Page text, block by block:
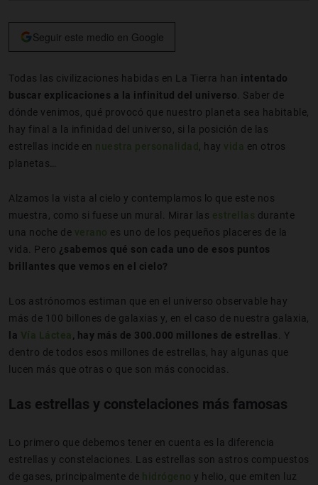
Seguir este medio en Google
Todas las civilizaciones habidas en La Tierra han intentado
buscar explicaciones a la infinitud del universo . Saber de
dónde venimos, qué provocó que nuestro planeta sea habitable,
hay final a la infinidad del universo, si la posición de las
estrellas incide en nuestra personalidad , hay vida en otros
planetas…
Alzamos la vista al cielo y contemplamos lo que este nos
muestra, como si fuese un mural. Mirar las estrellas durante
una noche de verano es uno de los pequeños placeres de la
vida. Pero ¿sabemos qué son cada uno de esos puntos
brillantes que vemos en el cielo?
Los astrónomos estiman que en el universo observable hay
más de 100 billones de galaxias y, en el caso de nuestra galaxia,
la Vía Láctea , hay más de 300.000 millones de estrellas . Y
dentro de todos esos millones de estrellas, hay algunas que
lucen más que otras o que son más conocidas.
Las estrellas y constelaciones más famosas
Lo primero que debemos tener en cuenta es la diferencia
estrellas y constelaciones. Las estrellas son astros compuestos
de gases, principalmente de hidrógeno y helio, que emiten luz